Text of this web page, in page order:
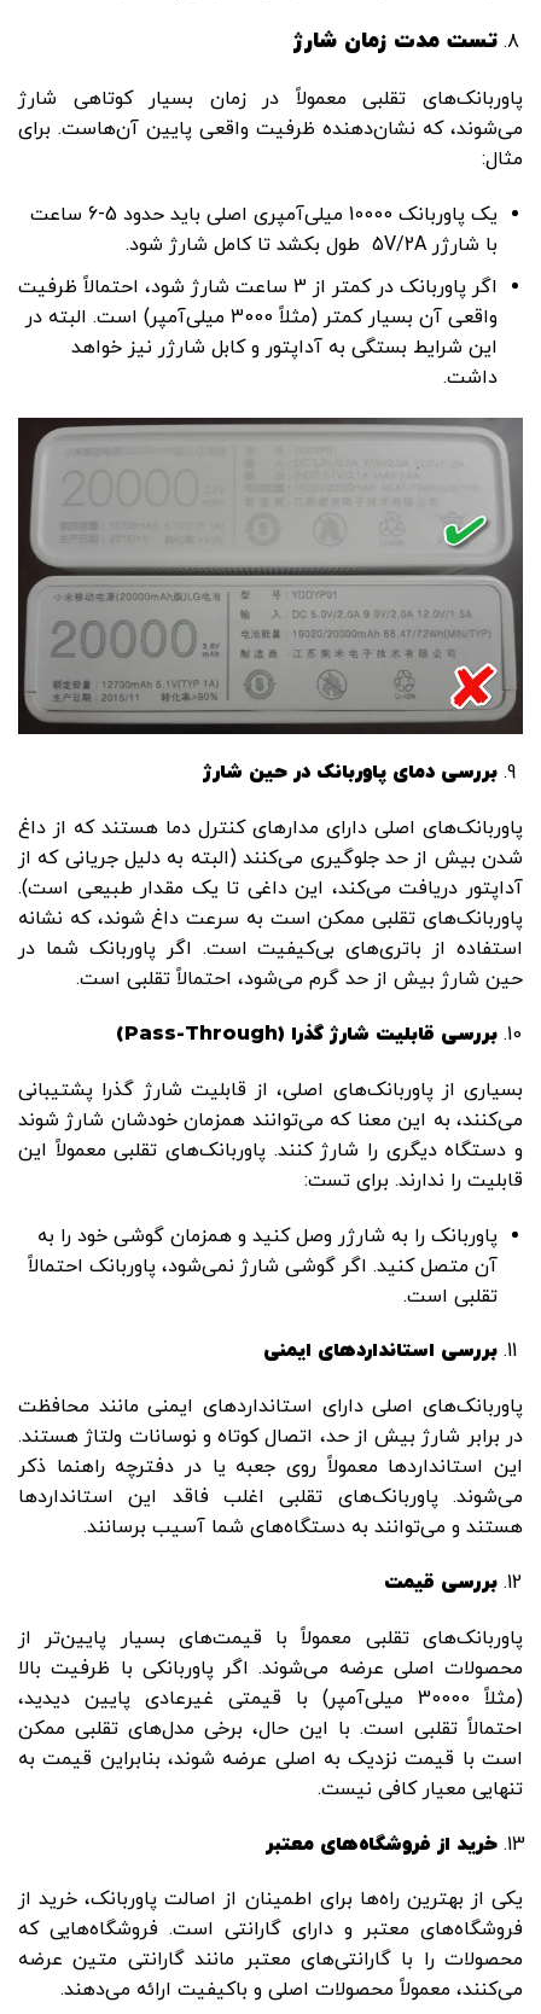
تست مدت زمان شارژ
پاوربانک‌های تقلبی معمولاً در زمان بسیار کوتاهی شارژ
می‌شوند، که نشان‌دهنده ظرفیت واقعی پایین آن‌هاست. برای
مثال:
یک پاوربانک 10000 میلی‌آمپری اصلی باید حدود 5-6 ساعت
با شارژر 5V/2A طول بکشد تا کامل شارژ شود.
اگر پاوربانک در کمتر از 3 ساعت شارژ شود، احتمالاً ظرفیت
واقعی آن بسیار کمتر (مثلاً 3000 میلی‌آمپر) است. البته در
این شرایط بستگی به آداپتور و کابل شارژر نیز خواهد
داشت.
بررسی دمای پاوربانک در حین شارژ
پاوربانک‌های اصلی دارای مدارهای کنترل دما هستند که از داغ
شدن بیش از حد جلوگیری می‌کنند (البته به دلیل جریانی که از
آداپتور دریافت می‌کند، این داغی تا یک مقدار طبیعی است).
پاوربانک‌های تقلبی ممکن است به‌ سرعت داغ شوند، که نشانه
استفاده از باتری‌های بی‌کیفیت است. اگر پاوربانک شما در
حین شارژ بیش از حد گرم می‌شود، احتمالاً تقلبی است.
بررسی قابلیت شارژ گذرا (Pass-Through)
بسیاری از پاوربانک‌های اصلی، از قابلیت شارژ گذرا پشتیبانی
می‌کنند، به این معنا که می‌توانند همزمان خودشان شارژ شوند
و دستگاه دیگری را شارژ کنند. پاوربانک‌های تقلبی معمولاً این
قابلیت را ندارند. برای تست:
پاوربانک را به شارژر وصل کنید و همزمان گوشی خود را به
آن متصل کنید. اگر گوشی شارژ نمی‌شود، پاوربانک احتمالاً
تقلبی است.
بررسی استانداردهای ایمنی
پاوربانک‌های اصلی دارای استانداردهای ایمنی مانند محافظت
در برابر شارژ بیش از حد، اتصال کوتاه و نوسانات ولتاژ هستند.
این استانداردها معمولاً روی جعبه یا در دفترچه راهنما ذکر
می‌شوند. پاوربانک‌های تقلبی اغلب فاقد این استانداردها
هستند و می‌توانند به دستگاه‌های شما آسیب برسانند.
بررسی قیمت
پاوربانک‌های تقلبی معمولاً با قیمت‌های بسیار پایین‌تر از
محصولات اصلی عرضه می‌شوند. اگر پاوربانکی با ظرفیت بالا
(مثلاً 30000 میلی‌آمپر) با قیمتی غیرعادی پایین دیدید،
احتمالاً تقلبی است. با این حال، برخی مدل‌های تقلبی ممکن
است با قیمت نزدیک به اصلی عرضه شوند، بنابراین قیمت به
‌تنهایی معیار کافی نیست.
خرید از فروشگاه‌های معتبر
یکی از بهترین راه‌ها برای اطمینان از اصالت پاوربانک، خرید از
فروشگاه‌های معتبر و دارای گارانتی است. فروشگاه‌هایی که
محصولات را با گارانتی‌های معتبر مانند گارانتی متین عرضه
می‌کنند، معمولاً محصولات اصلی و باکیفیت ارائه می‌دهند.